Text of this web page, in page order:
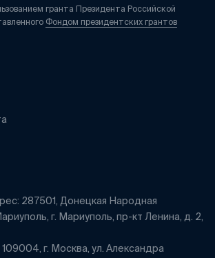
гранта Президента Российской
Фондом президентских грантов
287501, Донецкая Народная
г. Мариуполь, пр-кт Ленина, д. 2,
г. Москва, ул. Александра